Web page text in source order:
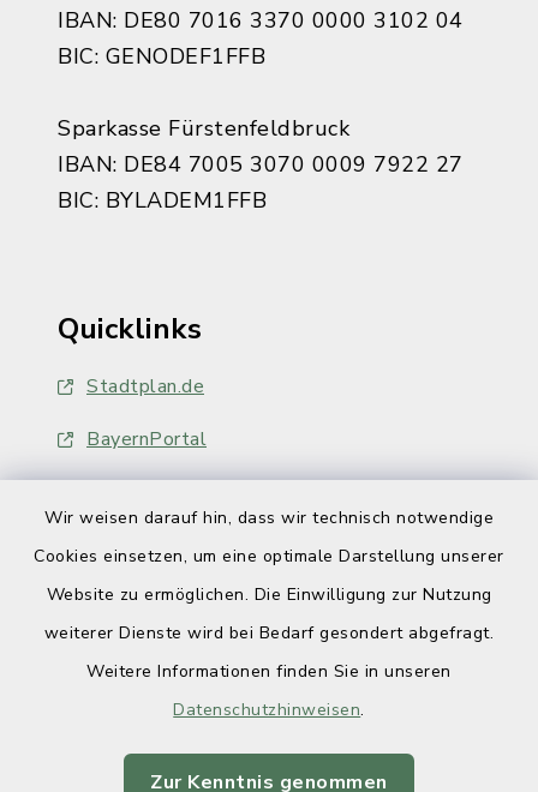
Wir weisen darauf hin, dass wir technisch notwendige
Cookies einsetzen, um eine optimale Darstellung unserer
Website zu ermöglichen. Die Einwilligung zur Nutzung
weiterer Dienste wird bei Bedarf gesondert abgefragt.
Weitere Informationen finden Sie in unseren
Datenschutzhinweisen.
Zur Kenntnis genommen
IBAN: DE80 7016 3370 0000 3102 04
BIC: GENODEF1FFB
Sparkasse Fürstenfeldbruck
IBAN: DE84 7005 3070 0009 7922 27
BIC: BYLADEM1FFB
Quicklinks
Stadtplan.de
BayernPortal
Barrierefreiheit